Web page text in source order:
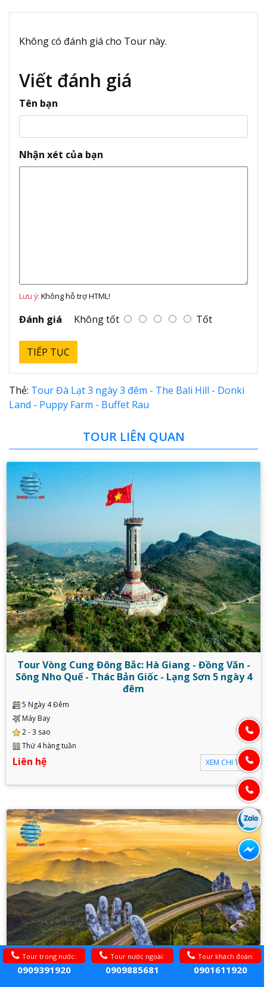
Không có đánh giá cho Tour này.
Viết đánh giá
Tên bạn
Nhận xét của bạn
Lưu ý: Không hỗ trợ HTML!
Đánh giá Không tốt Tốt
TIẾP TỤC
Thẻ: Tour Đà Lạt 3 ngày 3 đêm - The Bali Hill - Donki
Land - Puppy Farm - Buffet Rau
TOUR LIÊN QUAN
Tour Vòng Cung Đông Bắc: Hà Giang - Đồng Văn -
Sông Nho Quế - Thác Bản Giốc - Lạng Sơn 5 ngày 4
đêm
5 Ngày 4 Đêm
Máy Bay
2 - 3 sao
Thứ 4 hàng tuần
Liên hệ XEM CHI TIẾT
Tour trong nước:
0909391920
Tour nước ngoài:
0909885681
Tour khách đoàn:
0901611920